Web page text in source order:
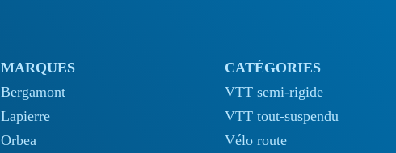
MARQUES
Bergamont
Lapierre
Orbea
CATÉGORIES
VTT semi-rigide
VTT tout-suspendu
Vélo route